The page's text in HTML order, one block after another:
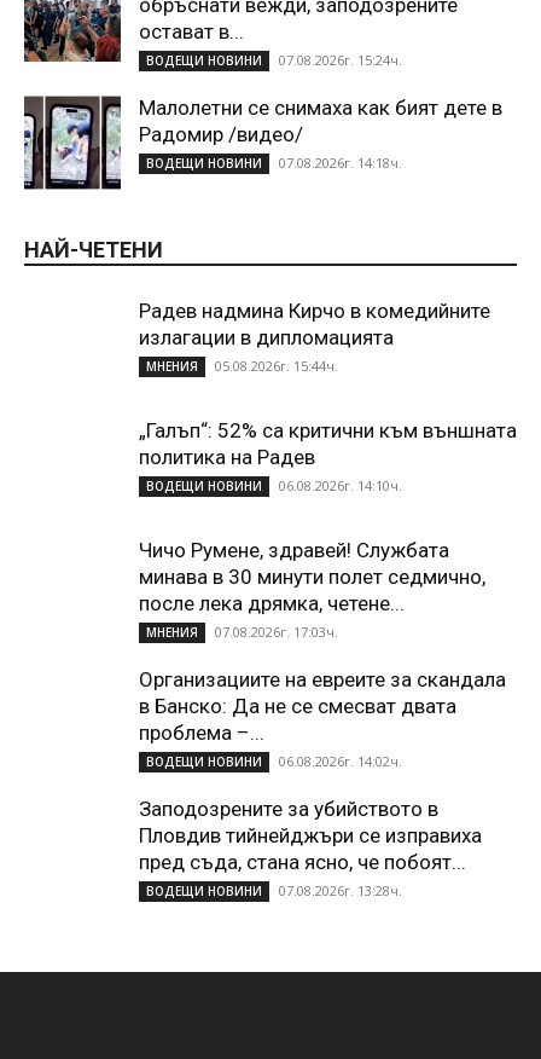
остават в...
ВОДЕЩИ НОВИНИ 07.08.2026г. 15:24ч.
Малолетни се снимаха как бият дете в
Радомир /видео/
ВОДЕЩИ НОВИНИ 07.08.2026г. 14:18ч.
НАЙ-ЧЕТЕНИ
Радев надмина Кирчо в комедийните
излагации в дипломацията
МНЕНИЯ 05.08.2026г. 15:44ч.
„Галъп“: 52% са критични към външната
политика на Радев
ВОДЕЩИ НОВИНИ 06.08.2026г. 14:10ч.
Чичо Румене, здравей! Службата
минава в 30 минути полет седмично,
после лека дрямка, четене...
МНЕНИЯ 07.08.2026г. 17:03ч.
Организациите на евреите за скандала
в Банско: Да не се смесват двата
проблема –...
ВОДЕЩИ НОВИНИ 06.08.2026г. 14:02ч.
Заподозрените за убийството в
Пловдив тийнейджъри се изправиха
пред съда, стана ясно, че побоят...
ВОДЕЩИ НОВИНИ 07.08.2026г. 13:28ч.